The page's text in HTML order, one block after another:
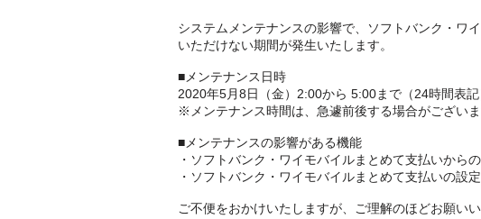
システムメンテナンスの影響で、ソフトバンク・ワ
いただけない期間が発生いたします。
■メンテナンス日時
2020年5月8日（金）2:00から 5:00まで（24時間表記
※メンテナンス時間は、急遽前後する場合がござい
■メンテナンスの影響がある機能
・ソフトバンク・ワイモバイルまとめて支払いから
・ソフトバンク・ワイモバイルまとめて支払いの設定
ご不便をおかけいたしますが、ご理解のほどお願いい